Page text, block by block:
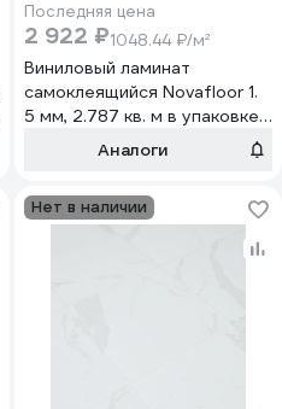
Последняя цена
2 922 ₽1048.44 ₽/м²
Виниловый ламинат
самоклеящийся Novafloor 1.
5 мм, 2.787 кв. м в упаковке,
S-26 Дуб серый/Oak Grey
Аналоги
Нет в наличии